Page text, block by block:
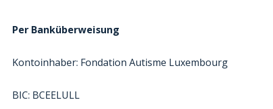
Per Banküberweisung
Kontoinhaber: Fondation Autisme Luxembourg
BIC: BCEELULL